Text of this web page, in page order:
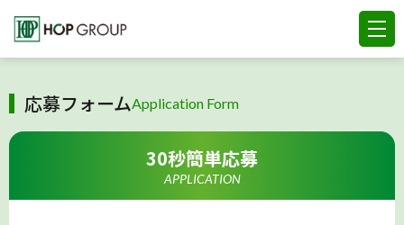
応募フォームApplication Form
30秒簡単応募
APPLICATION